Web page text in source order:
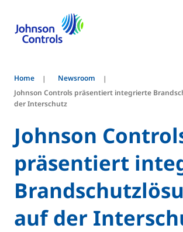
Home
Newsroom
Johnson Controls präsentiert integrierte
der Interschutz
Johnson
präsentiert
auf der